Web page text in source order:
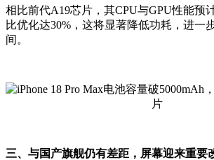
相比前代A19芯片，其CPU与GPU性能预
比优化达30%，这将显著降低功耗，进一
间。
三、与国产旗舰仍有差距，屏幕迎来重要